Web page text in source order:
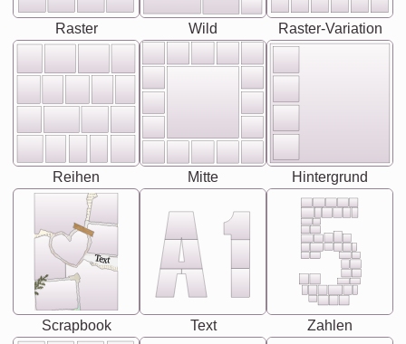
Raster Wild Raster-Variation
Reihen Mitte Hintergrund
Text
Scrapbook Text Zahlen